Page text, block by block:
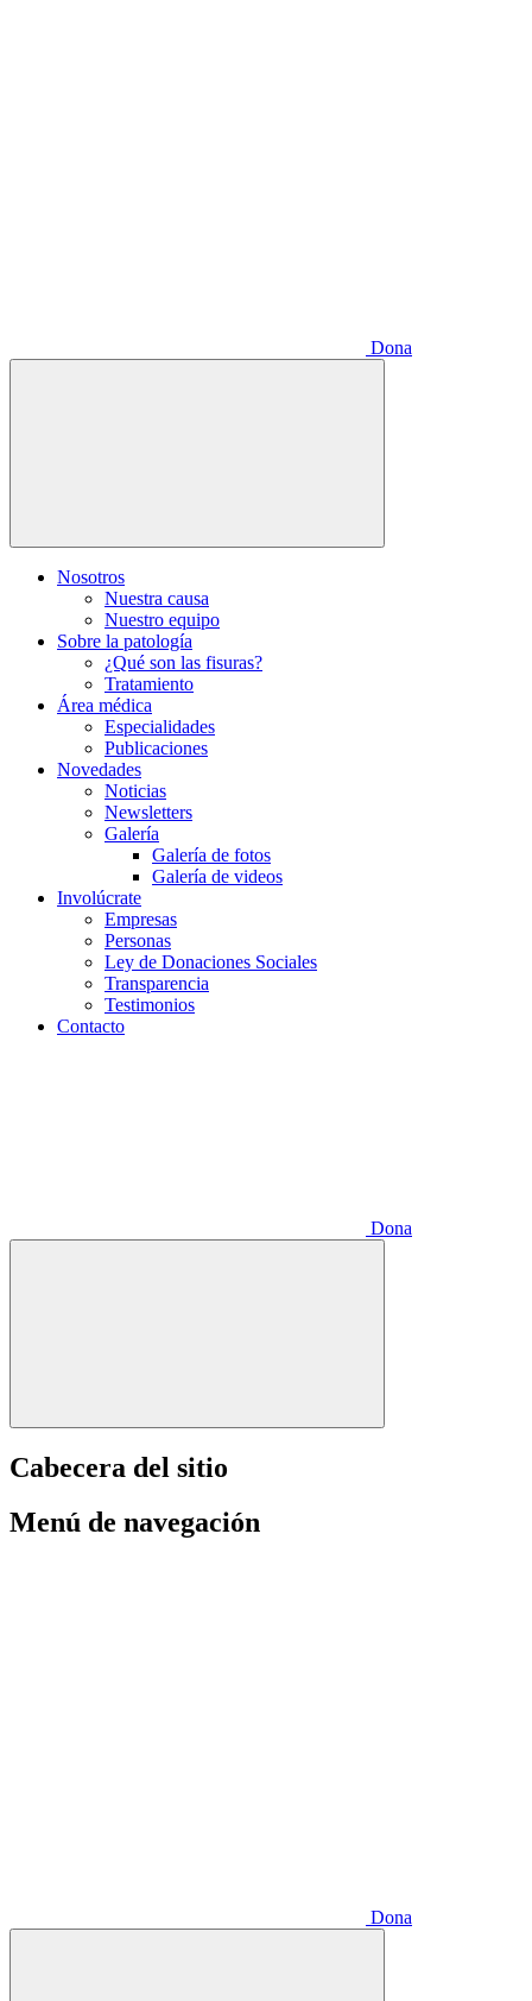
Dona
Nosotros
Nuestra causa
Nuestro equipo
Sobre la patología
¿Qué son las fisuras?
Tratamiento
Área médica
Especialidades
Publicaciones
Novedades
Noticias
Newsletters
Galería
Galería de fotos
Galería de videos
Involúcrate
Empresas
Personas
Ley de Donaciones Sociales
Transparencia
Testimonios
Contacto
Dona
Cabecera del sitio
Menú de navegación
Dona